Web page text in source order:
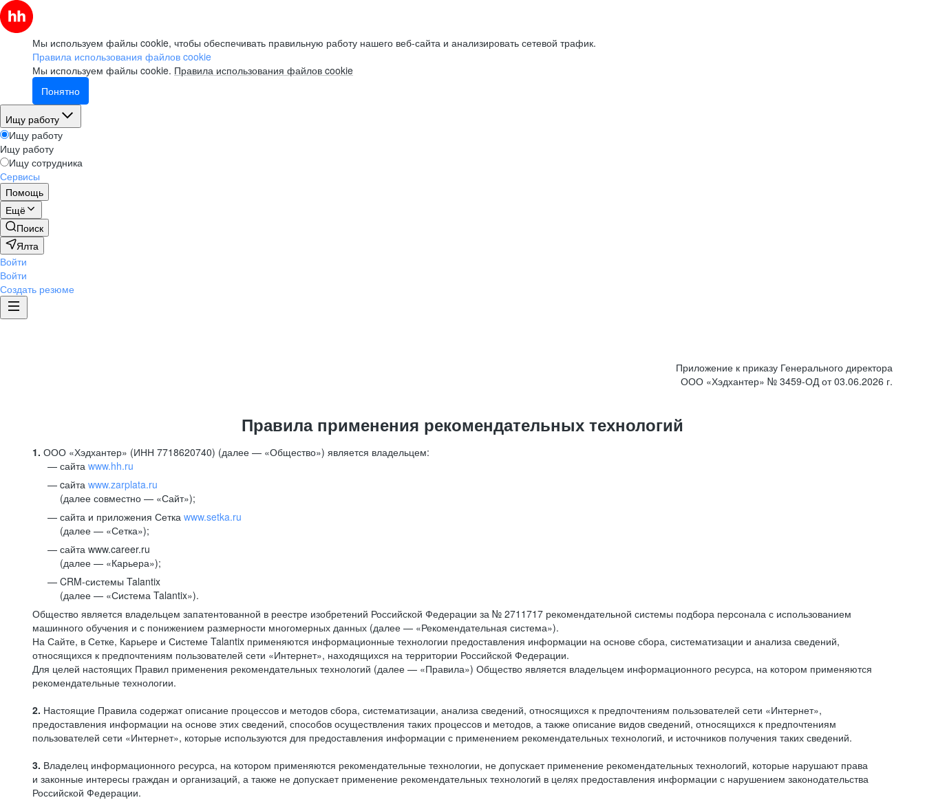
Мы используем файлы cookie, чтобы обеспечивать правильную работу нашего веб-сайта и анализировать сетевой трафик.
Правила использования файлов cookie
Мы используем файлы cookie. Правила использования файлов cookie
Понятно
Ищу работу
Ищу работу
Ищу работу
Ищу сотрудника
Сервисы
Помощь
Ещё
Поиск
Ялта
Войти
Войти
Создать резюме
Приложение к приказу Генерального директора
ООО «Хэдхантер» № 3459-ОД от 03.06.2026 г.
Правила применения рекомендательных технологий
1. ООО «Хэдхантер» (ИНН 7718620740) (далее — «Общество») является владельцем:
сайта www.hh.ru
cайта www.zarplata.ru
(далее совместно — «Сайт»);
сайта и приложения Сетка www.setka.ru
(далее — «Сетка»);
сайта www.career.ru
(далее — «Карьера»);
CRM-системы Talantix
(далее — «Система Talantix»).
Общество является владельцем запатентованной в реестре изобретений Российской Федерации за № 2711717 рекомендательной системы подбора персонала с использованием
машинного обучения и с понижением размерности многомерных данных (далее — «Рекомендательная система»).
На Сайте, в Сетке, Карьере и Системе Talantix применяются информационные технологии предоставления информации на основе сбора, систематизации и анализа сведений,
относящихся к предпочтениям пользователей сети «Интернет», находящихся на территории Российской Федерации.
Для целей настоящих Правил применения рекомендательных технологий (далее — «Правила») Общество является владельцем информационного ресурса, на котором применяются
рекомендательные технологии.
2. Настоящие Правила содержат описание процессов и методов сбора, систематизации, анализа сведений, относящихся к предпочтениям пользователей сети «Интернет»,
предоставления информации на основе этих сведений, способов осуществления таких процессов и методов, а также описание видов сведений, относящихся к предпочтениям
пользователей сети «Интернет», которые используются для предоставления информации с применением рекомендательных технологий, и источников получения таких сведений.
3. Владелец информационного ресурса, на котором применяются рекомендательные технологии, не допускает применение рекомендательных технологий, которые нарушают права
и законные интересы граждан и организаций, а также не допускает применение рекомендательных технологий в целях предоставления информации с нарушением законодательства
Российской Федерации.